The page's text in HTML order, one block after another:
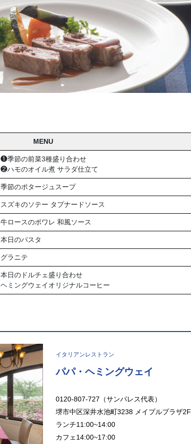
MENU
❶季節の前菜3種盛り合わせ
❷ハモのオイル煮 サラダ仕立て
季節のポタージュスープ
スズキのソテー タプナードソース
牛ロースのポワレ 和風ソース
本日のパスタ
グラニテ
本日のドルチェ盛り合わせ
ヘミングウェイオリジナルコーヒー
イタリアンレストラン
パパ・ヘミングウェイ
0120-807-727（サンパレス代表）
堺市中区深井水池町3238 メイプルプラザ2F
ランチ11:00~14:00
カフェ14:00~17:00